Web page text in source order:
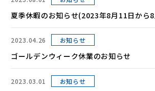
夏季休暇のお知らせ(2023年8月11日から
2023.04.26 お知らせ
ゴールデンウィーク休業のお知らせ
2023.03.01 お知らせ